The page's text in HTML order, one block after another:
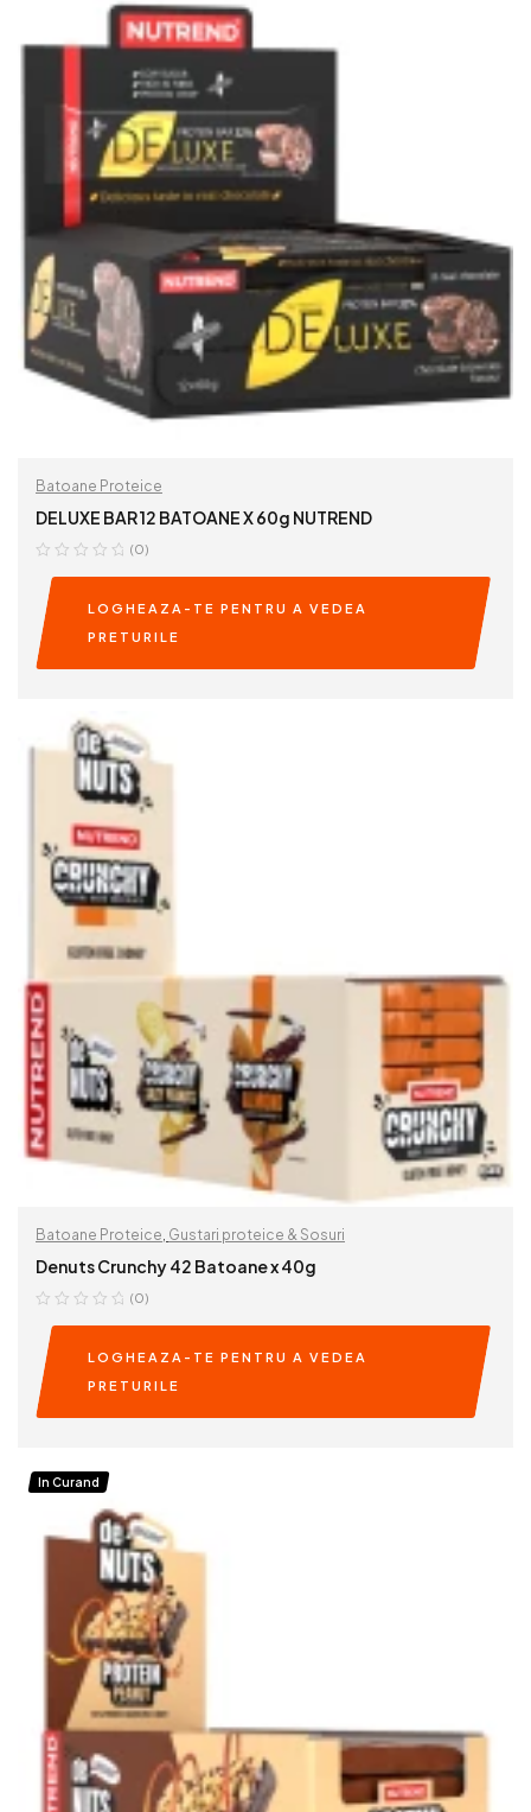
Batoane Proteice
DELUXE BAR 12 BATOANE X 60g NUTREND
(0)
LOGHEAZA-TE PENTRU A VEDEA
PRETURILE
Batoane Proteice, Gustari proteice & Sosuri
Denuts Crunchy 42 Batoane x 40g
(0)
LOGHEAZA-TE PENTRU A VEDEA
PRETURILE
In Curand